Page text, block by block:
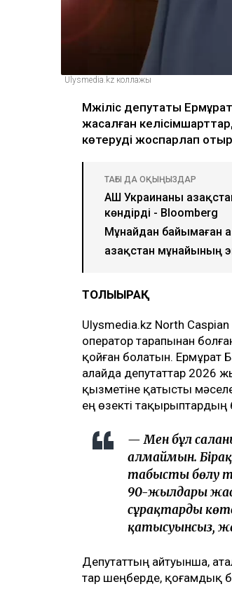
Ulysmedia.kz коллажы
Мәжіліс депутаты
жасалған
көтеруді жоспарлап
ТАҒЫ ДА ОҚЫҢЫЗДАР
АҚШ Украинаны
көндірді - Bloomberg
Мұнайдан байымаған
Қазақстан мұнайының
ТОЛЫҒЫРАҚ
Ulysmedia.kz North Caspian
оператор тарапынан
қойған болатын. Ермұрат
алайда депутаттар 2026
қызметіне қатысты
ең өзекті тақырыптардың
— Мен бұл
алмаймын.
табысты бөлу
90-жылдары
сұрақтарды
қатысуынсыз,
Депутаттың айтуынша,
тар шеңберде, қоғамдық